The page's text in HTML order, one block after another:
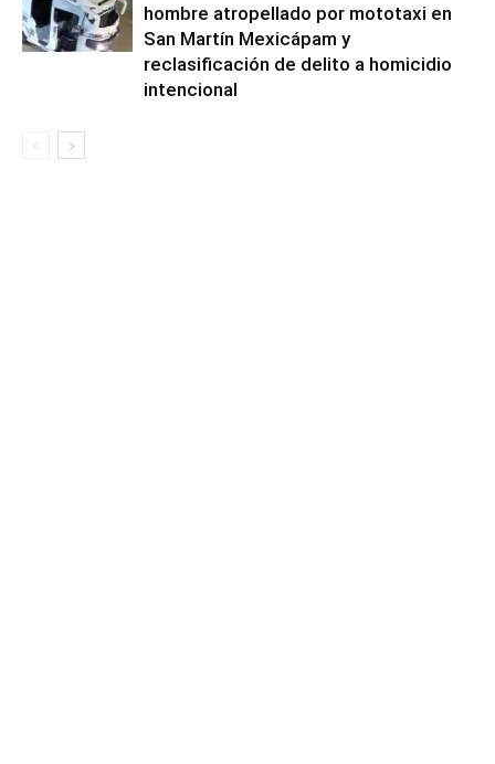
hombre atropellado por mototaxi en
San Martín Mexicápam y
reclasificación de delito a homicidio
intencional